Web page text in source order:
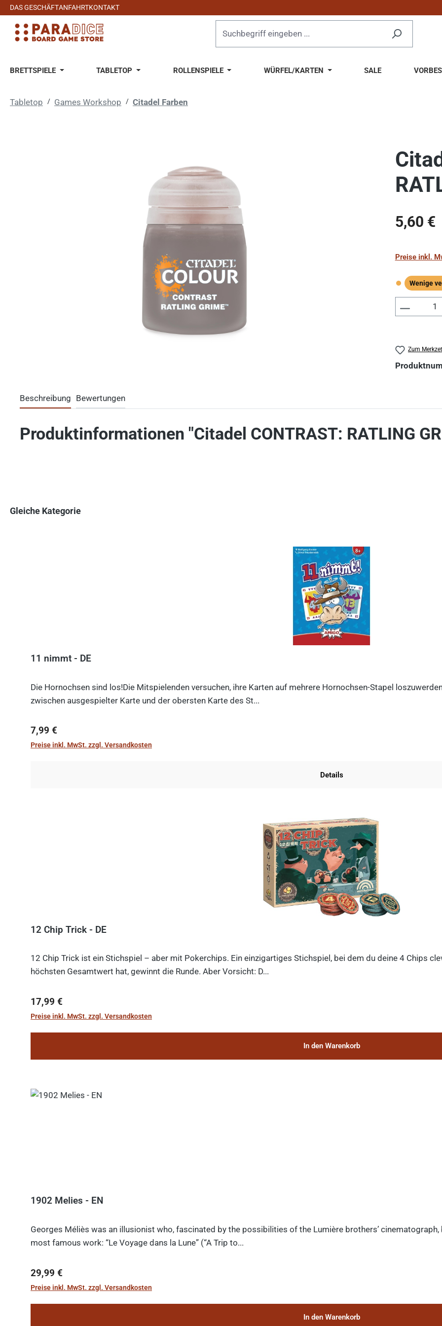
Hauptinhalt springen
Zur Suche springen
Zur Hauptnavigation springen
DAS GESCHÄFTANFAHRTKONTAKT
BRETTSPIELE TABLETOP ROLLENSPIELE WÜRFEL/KARTEN SALE
Tabletop / Games Workshop / Citadel Farben
Regulärer
5,60 €
Preise inkl.
Wenige
Wenige
Zum
Beschreibung Bewertungen
Produktinformationen "Citadel CONTRAST: RATLING
Gleiche Kategorie
11 nimmt - DE
Die Hornochsen sind los!Die Mitspielenden versuchen, ihre Karten auf mehrere Hornochsen-Stapel
zwischen ausgespielter Karte und der obersten Karte des St...
Regulärer Preis:
7,99 €
Preise inkl. MwSt. zzgl. Versandkosten
Details
12 Chip Trick - DE
12 Chip Trick ist ein Stichspiel – aber mit Pokerchips. Ein einzigartiges Stichspiel, bei dem du deine 4 Chips
höchsten Gesamtwert hat, gewinnt die Runde. Aber Vorsicht: D...
Regulärer Preis:
17,99 €
Preise inkl. MwSt. zzgl. Versandkosten
In den Warenkorb
1902 Melies - EN
Georges Méliès was an illusionist who, fascinated by the possibilities of the Lumière brothers’
most famous work: “Le Voyage dans la Lune” (“A Trip to...
Regulärer Preis:
29,99 €
Preise inkl. MwSt. zzgl. Versandkosten
In den Warenkorb